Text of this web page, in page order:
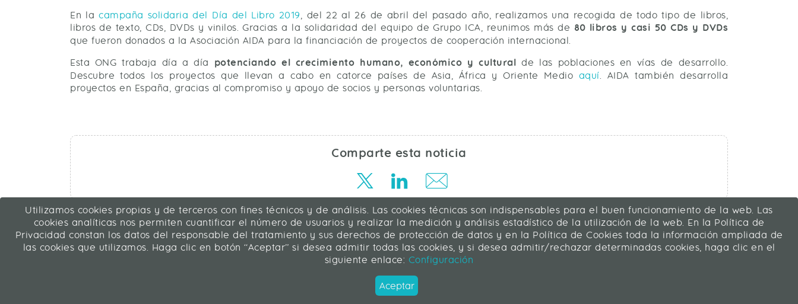
En lacampaña solidaria del Día del Libro 2019, del 22 al 26 de abril del pasado año, realizamos una recogida de todo tipo de libros,
libros de texto, CDs, DVDs y vinilos. Gracias a la solidaridad del equipo de Grupo ICA, reunimos más de 80 libros y casi 50 CDs y DVDs
que fueron donados a la Asociación AIDA para la financiación de proyectos de cooperación internacional.
Esta ONG trabaja día a día potenciando el crecimiento humano, económico y cultural de las poblaciones en vías de desarrollo.
Descubre todos los proyectos que llevan a cabo en catorce países de Asia, África y Oriente Medio aquí. AIDA también desarrolla
proyectos en España, gracias al compromiso y apoyo de socios y personas voluntarias.
Comparte esta noticia
ICA Transformación Digital SLU
C/ La Rábida 27, 28039 Madrid
Síguenos
Utilizamos cookies propias y de terceros con fines técnicos y de análisis. Las cookies técnicas son indispensables para el buen funcionamiento de la web. Las
cookies analíticas nos permiten cuantificar el número de usuarios y realizar la medición y análisis estadístico de la utilización de la web. En la Política de
Privacidad constan los datos del responsable del tratamiento y sus derechos de protección de datos y en la Política de Cookies toda la información ampliada de
las cookies que utilizamos. Haga clic en botón “Aceptar” si desea admitir todas las cookies, y si desea admitir/rechazar determinadas cookies, haga clic en el
siguiente enlace: Configuración
Aceptar